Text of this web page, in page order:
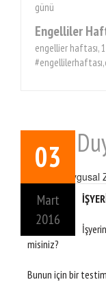
günü
Engelliler
engellier haftası,
Ofiste
03
Mart
2016
misiniz?
Bunun için bir